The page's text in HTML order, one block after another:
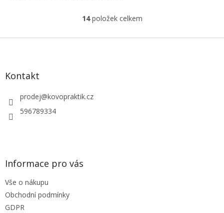
O
l
14položek celkem
Z
Kontakt
prodej@kovopraktik.cz
596789334
Informace pro vás
Vše o nákupu
Obchodní podmínky
GDPR